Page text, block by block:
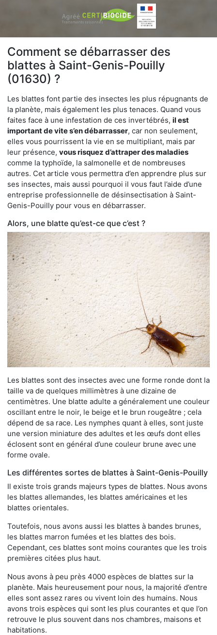
Comment se débarrasser des
blattes à Saint-Genis-Pouilly
(01630) ?
Les blattes font partie des insectes les plus répugnants de
la planète, mais également les plus tenaces. Quand vous
faites face à une infestation de ces invertébrés, il est
important de vite s’en débarrasser, car non seulement,
elles vous pourrissent la vie en se multipliant, mais par
leur présence, vous risquez d’attraper des maladies
comme la typhoïde, la salmonelle et de nombreuses
autres. Cet article vous permettra d’en apprendre plus sur
ses insectes, mais aussi pourquoi il vous faut l’aide d’une
entreprise professionnelle de désinsectisation à Saint-
Genis-Pouilly pour vous en débarrasser.
Alors, une blatte qu’est-ce que c’est ?
Les blattes sont des insectes avec une forme ronde dont la
taille va de quelques millimètres à une dizaine de
centimètres. Une blatte adulte a généralement une couleur
oscillant entre le noir, le beige et le brun rougeâtre ; cela
dépend de sa race. Les nymphes quant à elles, sont juste
une version miniature des adultes et les œufs dont elles
éclosent sont en général d’une couleur brune avec une
forme ovale.
Les différentes sortes de blattes à Saint-Genis-Pouilly
Il existe trois grands majeurs types de blattes. Nous avons
les blattes allemandes, les blattes américaines et les
blattes orientales.
Toutefois, nous avons aussi les blattes à bandes brunes,
les blattes marron fumées et les blattes des bois.
Cependant, ces blattes sont moins courantes que les trois
premières citées plus haut.
Nous avons à peu près 4000 espèces de blattes sur la
planète. Mais heureusement pour nous, la majorité d’entre
elles sont assez rares ou vivent loin des humains. Nous
avons trois espèces qui sont les plus courantes et que l’on
retrouve le plus souvent dans nos chambres, maisons et
habitations.